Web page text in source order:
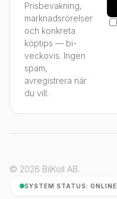
Prisbevakning,
marknadsrörelser
och konkreta
köptips — bi-
veckovis. Ingen
spam,
avregistrera när
du vill.
© 2026 BilKoll AB.
SYSTEM STATUS: ONLINE